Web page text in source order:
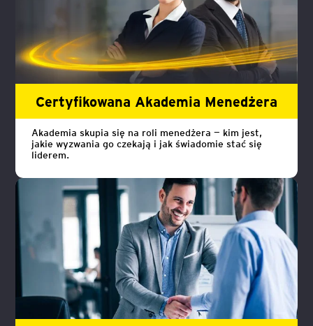
Certyfikowana Akademia Menedżera
Akademia skupia się na roli menedżera — kim jest,
jakie wyzwania go czekają i jak świadomie stać się
liderem.